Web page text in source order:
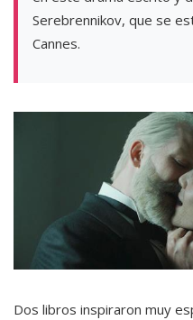
Serebrennikov, que se
Cannes.
Dos libros inspiraron muy